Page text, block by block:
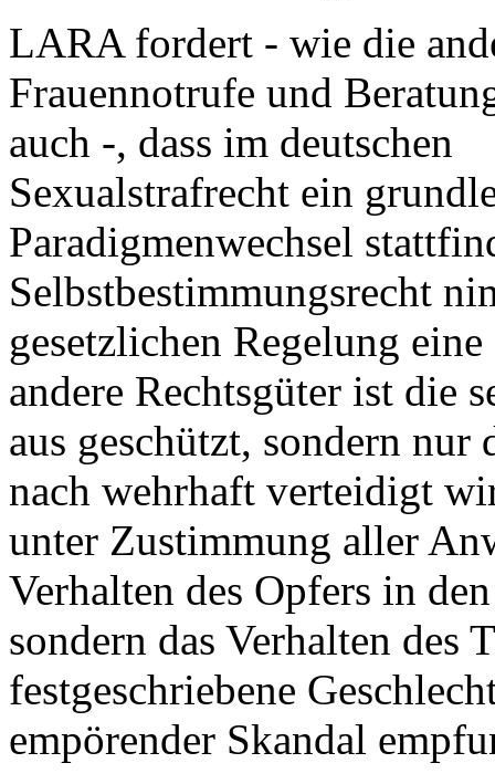
LARA fordert - wie die
Frauennotrufe und
auch -, dass im deutschen
Sexualstrafrecht ein
Paradigmenwechsel
Selbstbestimmungsrecht
gesetzlichen Regelung
andere Rechtsgüter ist die
aus geschützt, sondern nur
nach wehrhaft verteidigt
unter Zustimmung aller
Verhalten des Opfers in
sondern das Verhalten des
festgeschriebene
empörender Skandal